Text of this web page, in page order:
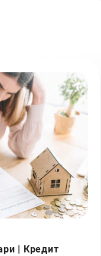
| Кредит